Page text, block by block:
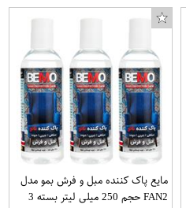
مایع پاک کننده مبل و فرش بمو مدل
FAN2 حجم 250 میلی لیتر بسته 3